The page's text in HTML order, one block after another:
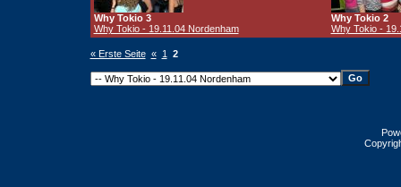
Why Tokio 3
Why Tokio - 19.11.04 Nordenham
Why Tokio 2
Why Tokio -
« Erste Seite « 1 2